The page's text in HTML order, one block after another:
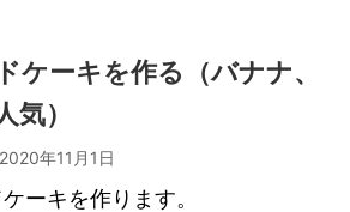
ケーキを作る（バナナ、
気）
2020年11月1日
ーキを作ります。